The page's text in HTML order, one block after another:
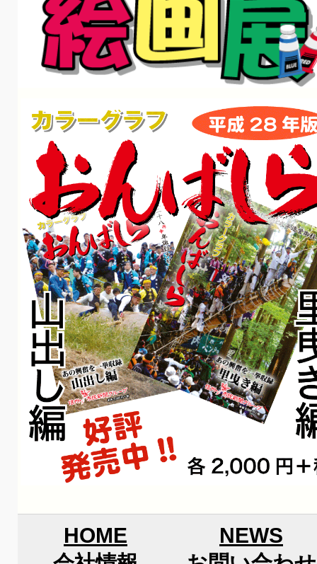
HOME
NEWS